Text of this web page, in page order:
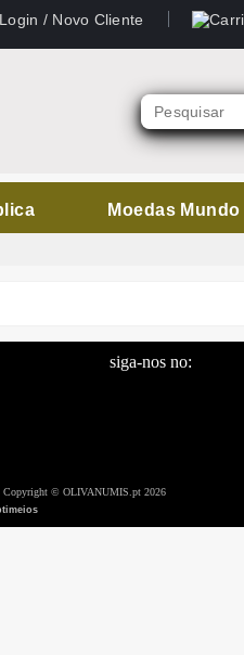
Login / Novo Cliente
Moedas Mundo
siga-nos no:
Copyright © OLIVANUMIS.pt 2026